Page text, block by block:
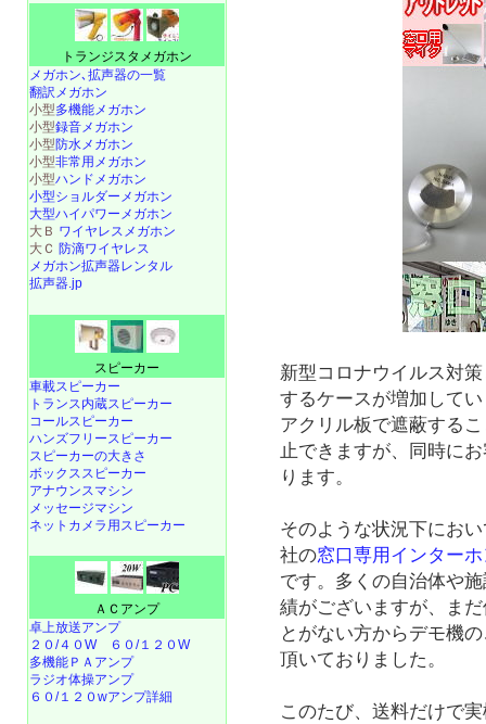
新型コロナウイルス対
するケースが増加して
アクリル板で遮蔽する
止できますが、同時に
ります。
そのような状況下にお
社の窓口専用インター
です。多くの自治体や
績がございますが、ま
とがない方からデモ機
頂いておりました。
このたび、送料だけで
トランジスタメガホン
メガホン､拡声器の一覧
翻訳メガホン
小型多機能メガホン
小型録音メガホン
小型防水メガホン
小型非常用メガホン
小型ハンドメガホン
小型ショルダーメガホン
大型ハイパワーメガホン
大Ｂ ワイヤレスメガホン
大Ｃ 防滴ワイヤレス
メガホン拡声器レンタル
拡声器.jp
スピーカー
車載スピーカー
トランス内蔵スピーカー
コールスピーカー
ハンズフリースピーカー
スピーカーの大きさ
ボックススピーカー
アナウンスマシン
メッセージマシン
ネットカメラ用スピーカー
ＡＣアンプ
卓上放送アンプ
２０/４０W
６０/１２０W
多機能ＰＡアンプ
ラジオ体操アンプ
６０/１２０wアンプ詳細